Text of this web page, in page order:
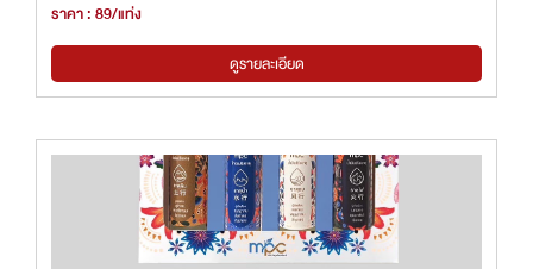
ราคา : 89/แท่ง
ดูรายละเอียด